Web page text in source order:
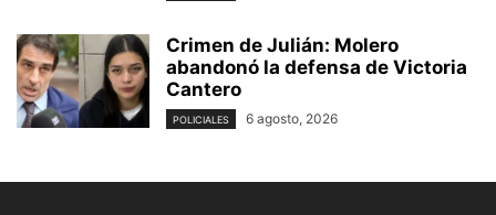
Crimen de Julián: Molero
abandonó la defensa de Victoria
Cantero
POLICIALES 6 agosto, 2026